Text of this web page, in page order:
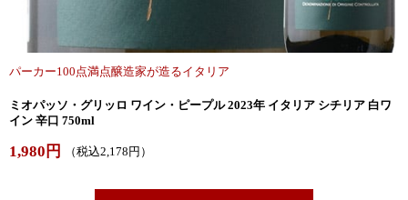
パーカー100点満点醸造家が造るイタリア
ミオパッソ・グリッロ ワイン・ピープル 2023年 イタリア シチリア 白ワ
イン 辛口 750ml
1,980円 （税込2,178円）